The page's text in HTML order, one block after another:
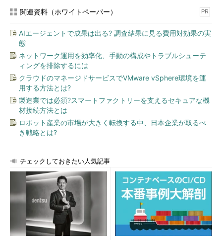
関連資料（ホワイトペーパー） PR
AIエージェントで成果は出る? 調査結果に見る費用対効果の実
態
ネットワーク運用を効率化、手動の構成やトラブルシューテ
ィングを排除するには
クラウドのマネージドサービスでVMware vSphere環境を運
用する方法とは?
製造業では必須?スマートファクトリーを支えるセキュアな機
材接続方法とは
ロボット産業の市場が大きく転換する中、日本企業が取るべ
き戦略とは?
チェックしておきたい人気記事